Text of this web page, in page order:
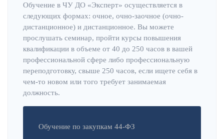
Обучение в ЧУ ДО «Эксперт» осуществляется в
следующих формах: очное, очно-заочное (очно-
дистанционное) и дистанционное. Вы можете
прослушать семинар, пройти курсы повышения
квалификации в объеме от 40 до 250 часов в вашей
профессиональной сфере либо профессиональную
переподготовку, свыше 250 часов, если ищете себя в
чем-то новом или того требует занимаемая
должность.
Обучение по закупкам 44-ФЗ